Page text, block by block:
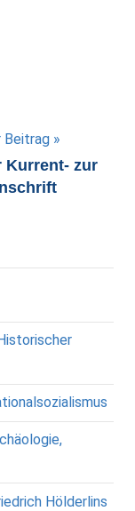
Beitrag
Kurrent- zur
Hölderlins